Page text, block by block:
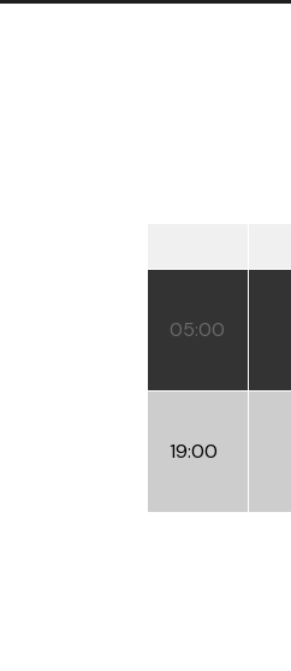
05:00
19:00